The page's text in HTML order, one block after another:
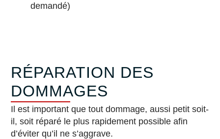
demandé)
RÉPARATION DES
DOMMAGES
Il est important que tout dommage, aussi petit soit-
il, soit réparé le plus rapidement possible afin
d’éviter qu’il ne s’aggrave.